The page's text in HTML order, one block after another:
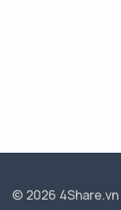
© 2026 4Share.vn